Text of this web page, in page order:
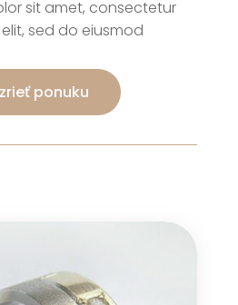
sit amet, consectetur
sed do eiusmod
ponuku